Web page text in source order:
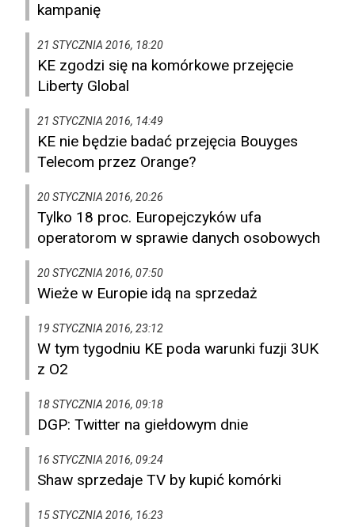
kampanię
21 STYCZNIA 2016, 18:20
KE zgodzi się na komórkowe przejęcie
Liberty Global
21 STYCZNIA 2016, 14:49
KE nie będzie badać przejęcia Bouyges
Telecom przez Orange?
20 STYCZNIA 2016, 20:26
Tylko 18 proc. Europejczyków ufa
operatorom w sprawie danych osobowych
20 STYCZNIA 2016, 07:50
Wieże w Europie idą na sprzedaż
19 STYCZNIA 2016, 23:12
W tym tygodniu KE poda warunki fuzji 3UK
z O2
18 STYCZNIA 2016, 09:18
DGP: Twitter na giełdowym dnie
16 STYCZNIA 2016, 09:24
Shaw sprzedaje TV by kupić komórki
15 STYCZNIA 2016, 16:23